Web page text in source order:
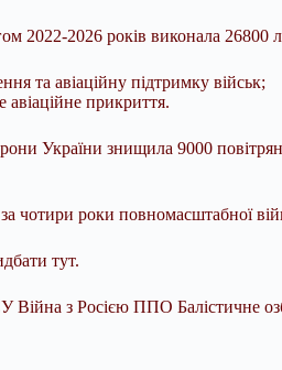
2022-2026 років виконала 26800
та авіаційну підтримку військ;
прикриття.
України знищила 9000
чотири роки повномасштабної
тут.
Війна з Росією ППО Балістичне